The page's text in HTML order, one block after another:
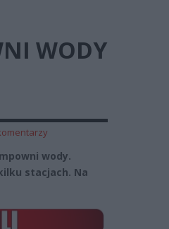
WODY
wody.
stacjach. Na